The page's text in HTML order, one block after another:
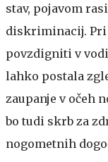
stav, pojavom
diskriminacij. Pri
povzdigniti v
lahko postala
zaupanje v očeh
bo tudi skrb za
nogometnih